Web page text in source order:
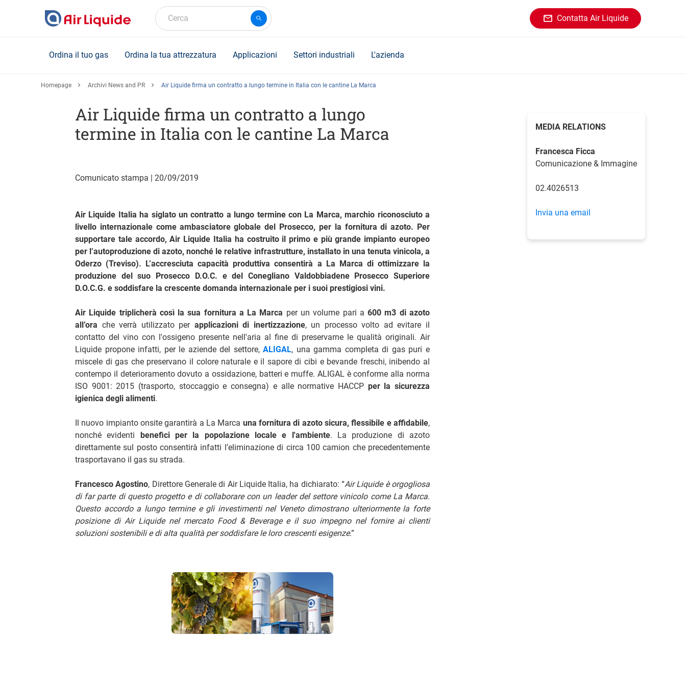
Cerca Contatta Air Liquide
Ordina il tuo gas Ordina la tua attrezzatura Applicazioni Settori industriali L'azienda
Homepage Archivi News and PR Air Liquide firma un contratto a lungo termine in Italia con le cantine La Marca
Air Liquide firma un contratto a lungo
termine in Italia con le cantine La Marca
Comunicato stampa | 20/09/2019
Air Liquide Italia ha siglato un contratto a lungo termine con La Marca, marchio riconosciuto a
livello internazionale come ambasciatore globale del Prosecco, per la fornitura di azoto. Per
supportare tale accordo, Air Liquide Italia ha costruito il primo e più grande impianto europeo
per l’autoproduzione di azoto, nonché le relative infrastrutture, installato in una tenuta vinicola, a
Oderzo (Treviso). L’accresciuta capacità produttiva consentirà a La Marca di ottimizzare la
produzione del suo Prosecco D.O.C. e del Conegliano Valdobbiadene Prosecco Superiore
D.O.C.G. e soddisfare la crescente domanda internazionale per i suoi prestigiosi vini.
Air Liquide triplicherà così la sua fornitura a La Marca per un volume pari a600 m3 di azoto
all’ora che verrà utilizzato per applicazioni di inertizzazione, un processo volto ad evitare il
contatto del vino con l'ossigeno presente nell'aria al fine di preservarne le qualità originali. Air
Liquide propone infatti, per le aziende del settore,ALIGAL, una gamma completa di gas puri e
miscele di gas che preservano il colore naturale e il sapore di cibi e bevande freschi, inibendo al
contempo il deterioramento dovuto a ossidazione, batteri e muffe. ALIGAL è conforme alla norma
ISO 9001: 2015 (trasporto, stoccaggio e consegna) e alle normative HACCP per la sicurezza
igienica degli alimenti.
Il nuovo impianto onsite garantirà a La Marca una fornitura di azoto sicura, flessibile e affidabile,
nonché evidenti benefici per la popolazione locale e l'ambiente. La produzione di azoto
direttamente sul posto consentirà infatti l’eliminazione di circa 100 camion che precedentemente
trasportavano il gas su strada.
Francesco Agostino, Direttore Generale di Air Liquide Italia, ha dichiarato: “Air Liquide è orgogliosa
di far parte di questo progetto e di collaborare con un leader del settore vinicolo come La Marca.
Questo accordo a lungo termine e gli investimenti nel Veneto dimostrano ulteriormente la forte
posizione di Air Liquide nel mercato Food & Beverage e il suo impegno nel fornire ai clienti
soluzioni sostenibili e di alta qualità per soddisfare le loro crescenti esigenze.”
MEDIA RELATIONS
Francesca Ficca
Comunicazione & Immagine
02.4026513
Invia una email